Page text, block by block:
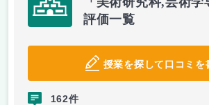
評価一覧
授業を探して口コミを
162件